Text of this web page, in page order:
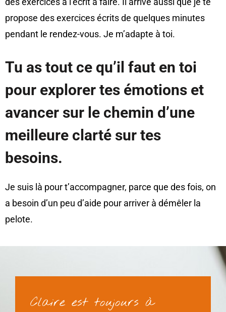
propose des exercices écrits de quelques minutes
pendant le rendez-vous. Je m’adapte à toi.
Tu as tout ce qu’il faut en toi
pour explorer tes émotions et
avancer sur le chemin d’une
meilleure clarté sur tes
besoins.
Je suis là pour t’accompagner, parce que des fois, on
a besoin d’un peu d’aide pour arriver à démêler la
pelote.
Claire est toujours à